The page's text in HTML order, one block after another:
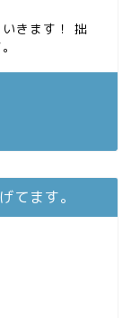
きます！ 拙
てます。